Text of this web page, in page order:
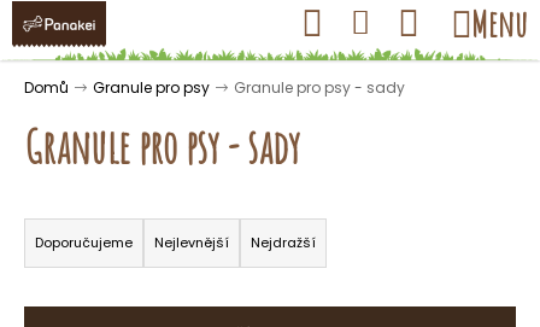
Přejít
obsah
Hledat Přihlášení
Nákupní
košík
Menu
Domů Granule pro psy Granule pro psy - sady
Granule pro psy - sady
Ř
a
z
e
Doporučujeme Nejlevnější Nejdražší
K
o Zpět
Zpět
C
o